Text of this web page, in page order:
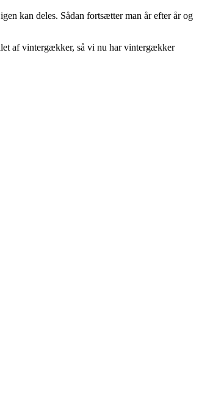
kan deles. Sådan fortsætter man år efter år og
af vintergækker, så vi nu har vintergækker